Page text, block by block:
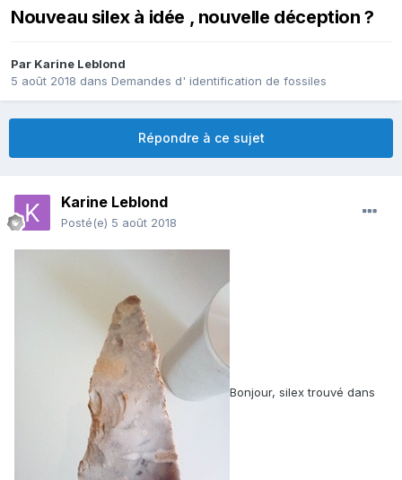
Nouveau silex à idée , nouvelle déception ?
Par Karine Leblond
5 août 2018 dans Demandes d' identification de fossiles
Répondre à ce sujet
Karine Leblond
Posté(e) 5 août 2018
Bonjour, silex trouvé dans